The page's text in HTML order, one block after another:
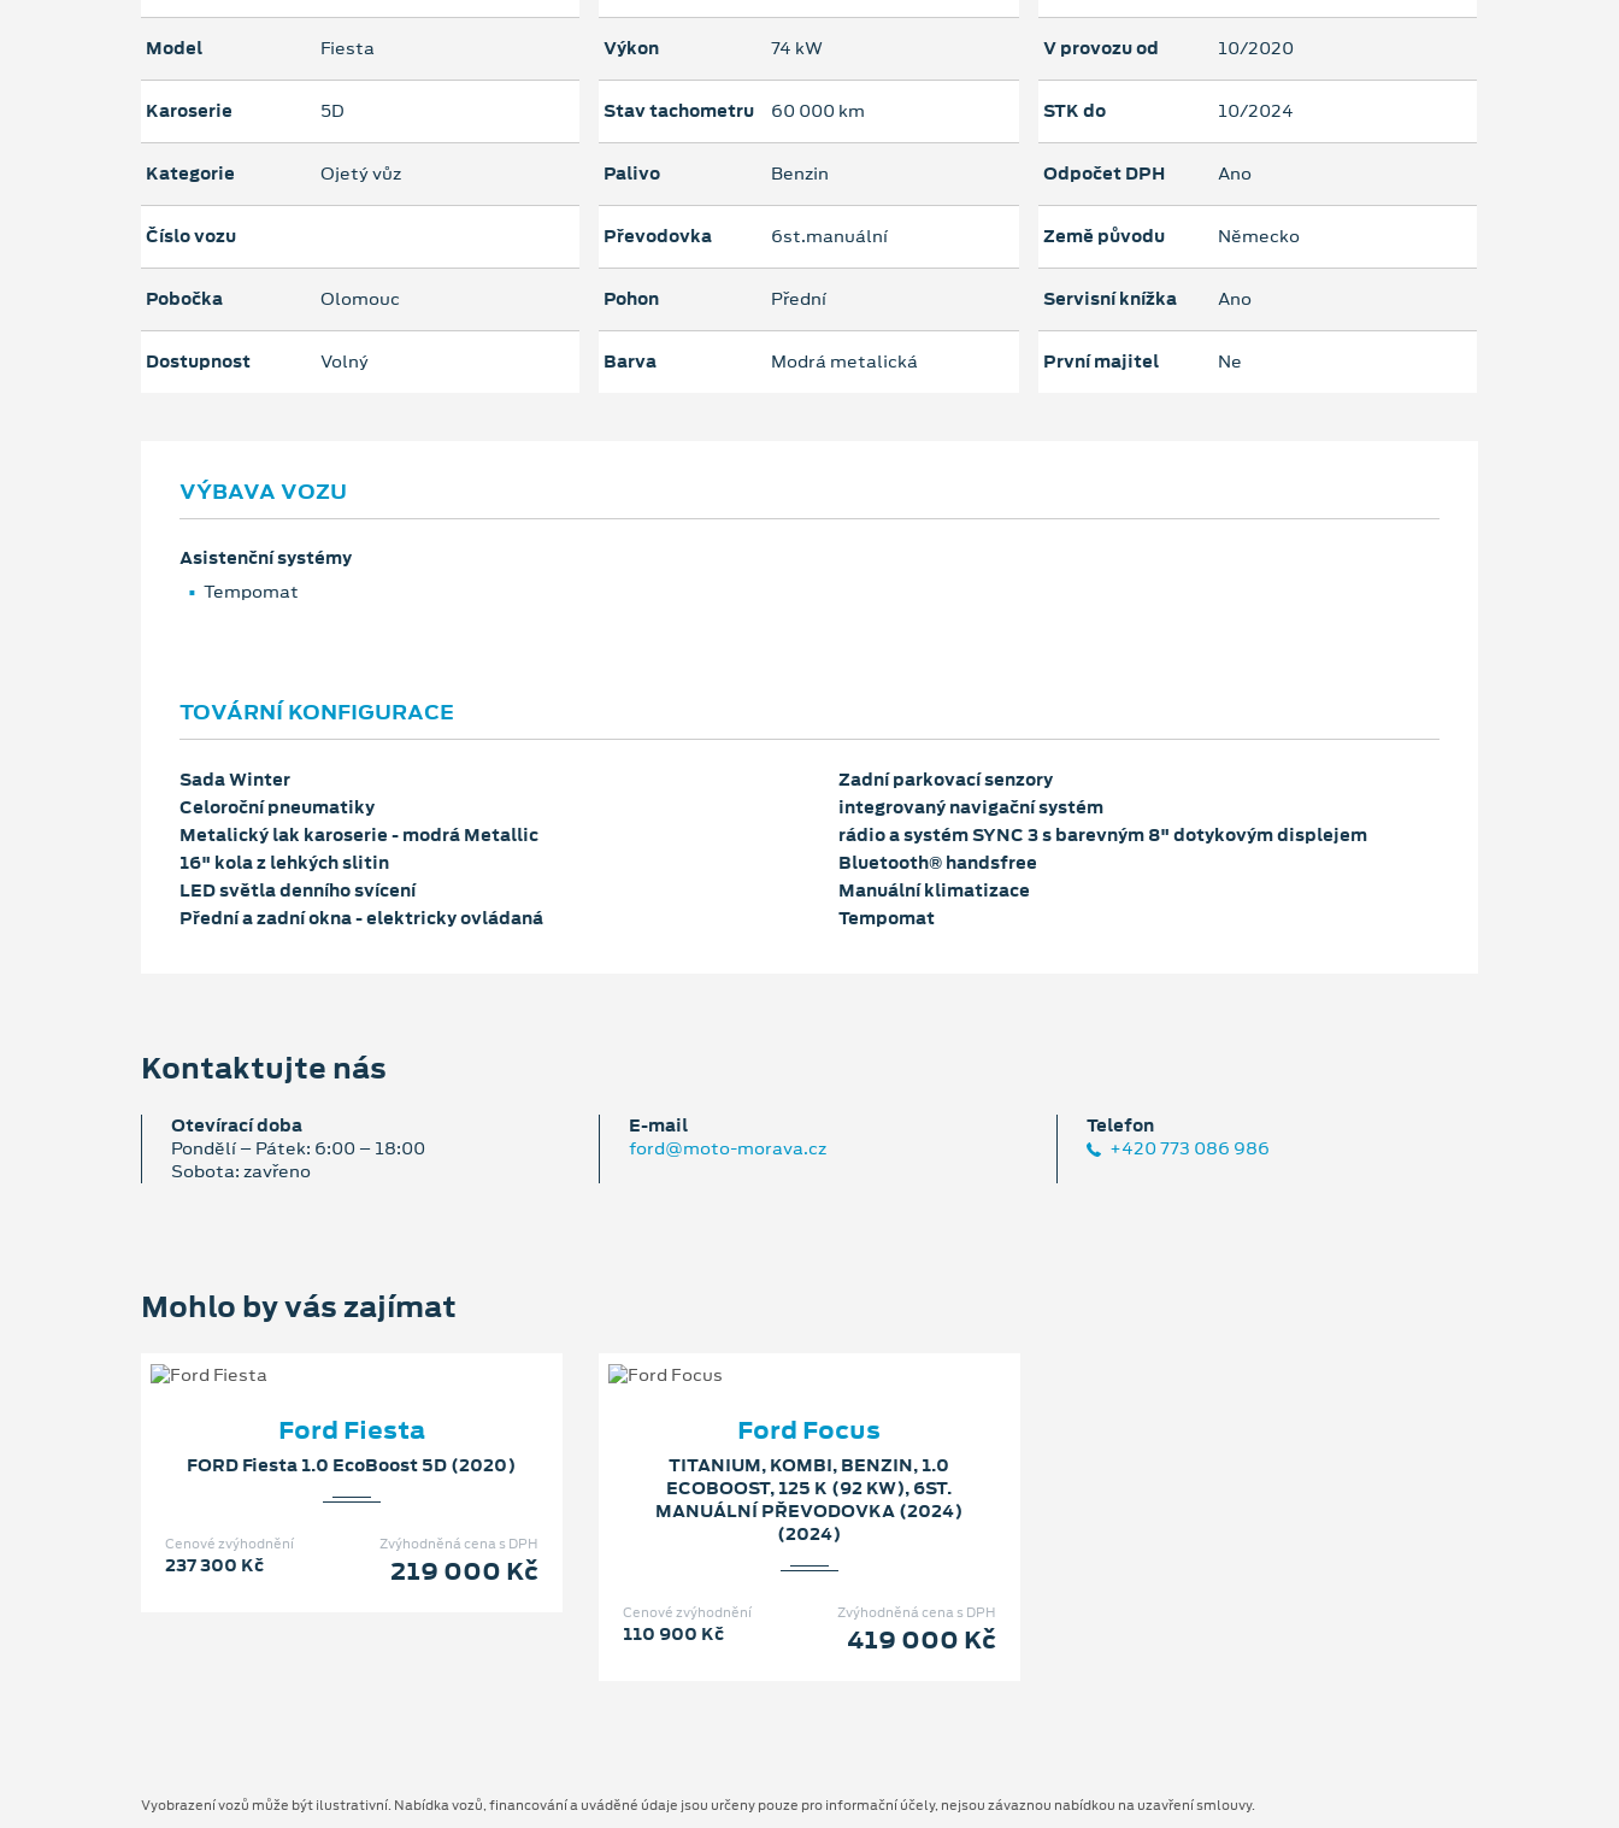
Model Fiesta
Karoserie 5D
Kategorie Ojetý vůz
Číslo vozu
Pobočka Olomouc
Dostupnost Volný
Výkon 74 kW
Stav tachometru 60 000 km
Palivo Benzin
Převodovka 6st.manuální
Pohon Přední
Barva Modrá metalická
V provozu od 10/2020
STK do 10/2024
Odpočet DPH Ano
Země původu Německo
Servisní knížka Ano
První majitel Ne
VÝBAVA VOZU
Asistenční systémy
Tempomat
TOVÁRNÍ KONFIGURACE
Sada Winter
Celoroční pneumatiky
Metalický lak karoserie - modrá Metallic
16" kola z lehkých slitin
LED světla denního svícení
Přední a zadní okna - elektricky ovládaná
Zadní parkovací senzory
integrovaný navigační systém
rádio a systém SYNC 3 s barevným 8" dotykovým displejem
Bluetooth® handsfree
Manuální klimatizace
Tempomat
Kontaktujte nás
Otevírací doba
Pondělí – Pátek: 6:00 – 18:00
Sobota: zavřeno
E‑mail
ford@moto-morava.cz
Telefon
+420 773 086 986
Mohlo by vás zajímat
Ford Fiesta
FORD Fiesta 1.0 EcoBoost 5D (2020)
Zvýhodněná cena s DPH
219 000 Kč
Cenové zvýhodnění
237 300 Kč
Ford Focus
TITANIUM, KOMBI, BENZIN, 1.0
ECOBOOST, 125 K (92 KW), 6ST.
MANUÁLNÍ PŘEVODOVKA (2024)
(2024)
Zvýhodněná cena s DPH
419 000 Kč
Cenové zvýhodnění
110 900 Kč
Vyobrazení vozů může být ilustrativní. Nabídka vozů, financování a uváděné údaje jsou určeny pouze pro informační účely, nejsou závaznou nabídkou na uzavření smlouvy.